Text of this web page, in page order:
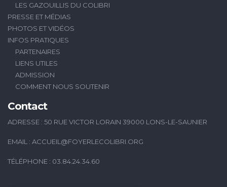
LES GAZOUILLIS DU COLIBRI
PRESSE ET MÉDIAS
PHOTOS ET VIDÉOS
INFOS PRATIQUES
PARTENAIRES
LIENS UTILES
ADMISSION
COMMENT NOUS SOUTENIR
Contact
ADRESSE : 50 RUE VICTOR LORAIN 39000 LONS-LE-SAUNIER
EMAIL : ACCUEIL@FOYERLECOLIBRI.ORG
TÉLÉPHONE : 03.84.24.34.60